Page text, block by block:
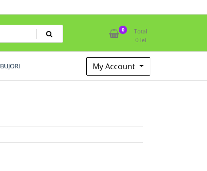
0
Total
0 lei
BUJORI My Account